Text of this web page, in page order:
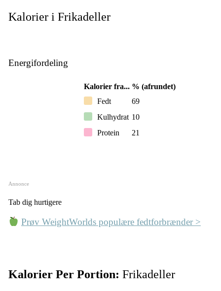
Kalorier i Frikadeller
Energifordeling
Kalorier fra... % (afrundet)
Fedt
69
Kulhydrat 10
Protein
21
Annonce
Tab dig hurtigere
Prøv WeightWorlds populære fedtforbrænder >
Kalorier Per Portion: Frikadeller